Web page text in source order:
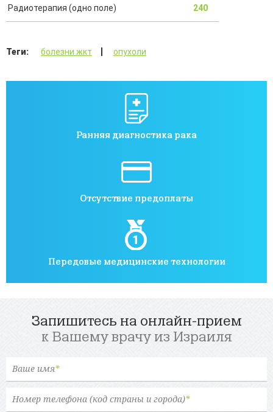
Радиотерапия (одно поле) 240
Теги: болезни жкт опухоли
Ранняя диагностика рака
Отсутствие предоплаты
Передовые медицинские технологии
Запишитесь на онлайн-прием
к Вашему врачу из Израиля
Ваше имя*
Номер телефона (код страны и города)*